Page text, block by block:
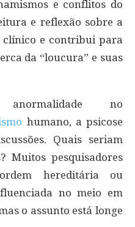
e conflitos do
e reflexão sobre a
clínico e contribui para
da “loucura” e suas
no
humano, a psicose
Quais seriam
Muitos pesquisadores
hereditária ou
no meio em
o assunto está longe